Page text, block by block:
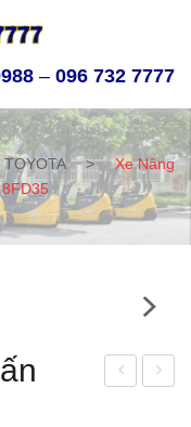
– 096 732 7777
TOYOTA >
Xe Nâng